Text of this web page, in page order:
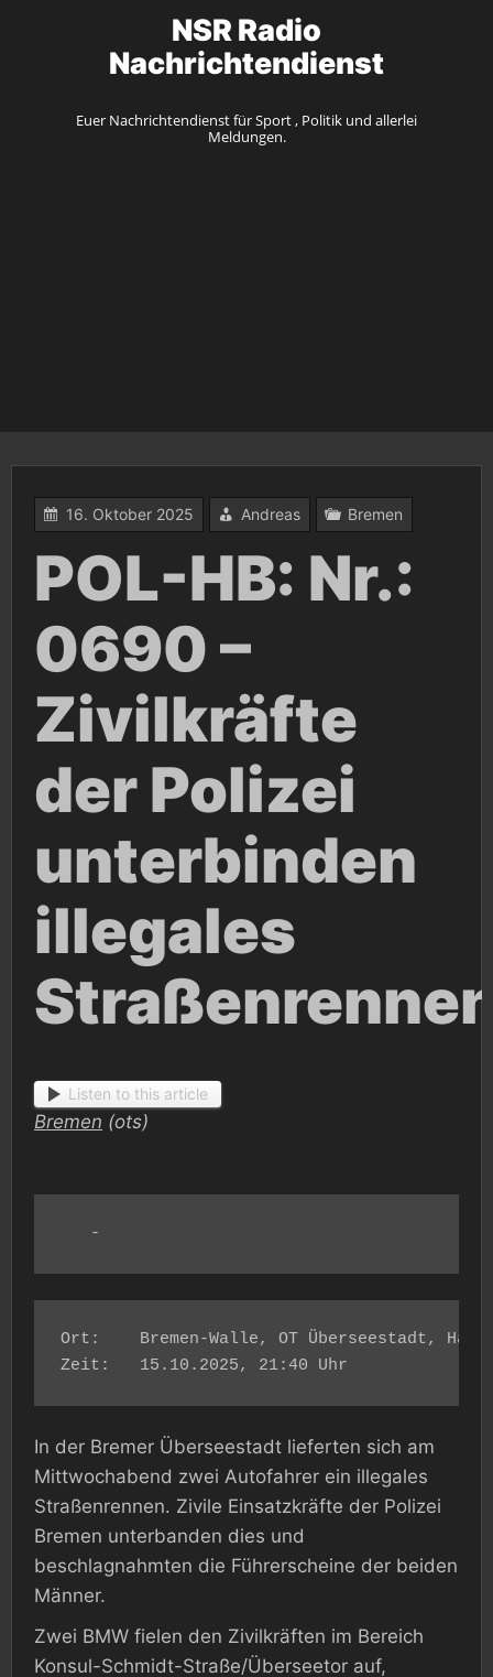
NSR Radio
Nachrichtendienst
Euer Nachrichtendienst für Sport , Politik und allerlei
Meldungen.
16. Oktober 2025 Andreas Bremen
POL-HB: Nr.:
0690 –
Zivilkräfte
der Polizei
unterbinden
illegales
Listen to this article
Bremen (ots)
   -
Ort: 	Bremen-Walle, OT Überseestadt, Hafenstraße/Überseetor
Zeit: 	15.10.2025, 21:40 Uhr
In der Bremer Überseestadt lieferten sich am
Mittwochabend zwei Autofahrer ein illegales
Straßenrennen. Zivile Einsatzkräfte der Polizei
Bremen unterbanden dies und
beschlagnahmten die Führerscheine der beiden
Männer.
Zwei BMW fielen den Zivilkräften im Bereich
Konsul-Schmidt-Straße/Überseetor auf,